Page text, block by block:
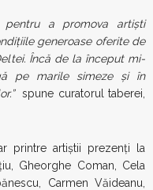
a promova artiști
generoase oferite de
Încă de la început mi-
pe marile simeze și în
spune curatorul taberei,
printre artiștii prezenți la
Gheorghe Coman, Cela
Carmen Văideanu,